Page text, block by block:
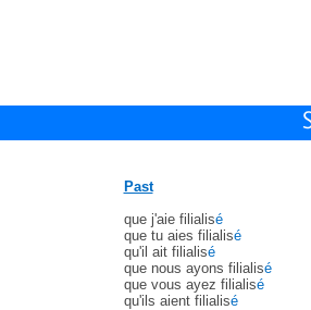
Past
que j'aie filialisé
que tu aies filialisé
qu'il ait filialisé
que nous ayons filialisé
que vous ayez filialisé
qu'ils aient filialisé